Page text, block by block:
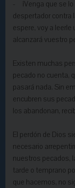
- ¡Venga que se lo
despertador contra
espere, voy a leerle
alcanzará vuestro
Existen muchas
pecado no cuenta,
pasará nada. Sin
encubren sus
los abandonan,
El perdón de Dios
necesario
nuestros pecados,
tarde o temprano
que hacemos, no